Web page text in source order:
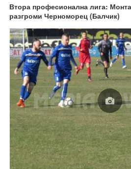
Втора професионална лига:
разгроми Черноморец (Балчик)